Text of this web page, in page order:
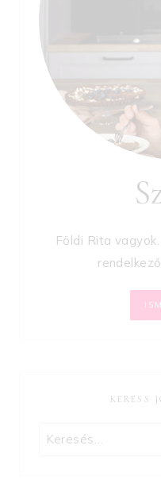
Földi Rita
KERESS
Keresés: